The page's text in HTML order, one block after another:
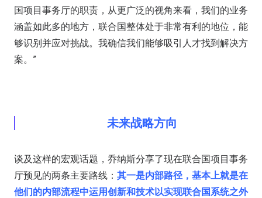
国项目事务厅的职责，从更广泛的视角来看，我们的业务
涵盖如此多的地方，联合国整体处于非常有利的地位，能
够识别并应对挑战。我确信我们能够吸引人才找到解决方
案。”
未来战略方向
谈及这样的宏观话题，乔纳斯分享了现在联合国项目事务
厅预见的两条主要路线： 其一是内部路径，基本上就是在
他们的内部流程中运用创新和技术以实现联合国系统之外